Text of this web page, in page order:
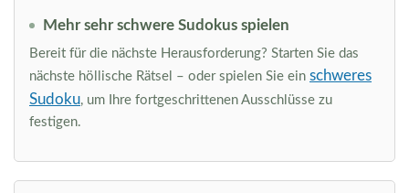
Mehr sehr schwere Sudokus spielen
Bereit für die nächste Herausforderung? Starten Sie das
nächste höllische Rätsel – oder spielen Sie ein schweres
Sudoku, um Ihre fortgeschrittenen Ausschlüsse zu
festigen.